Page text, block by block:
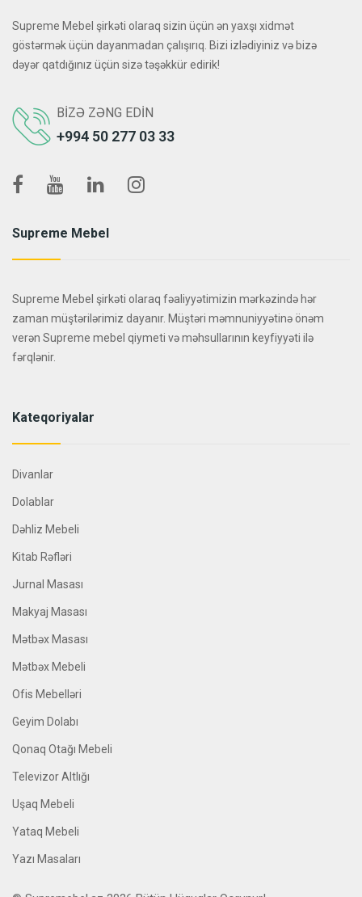
Supreme Mebel şirkəti olaraq sizin üçün ən yaxşı xidmət
göstərmək üçün dayanmadan çalışırıq. Bizi izlədiyiniz və bizə
dəyər qatdığınız üçün sizə təşəkkür edirik!
BIZƏ ZƏNG EDIN
+994 50 277 03 33
Supreme Mebel
Supreme Mebel şirkəti olaraq fəaliyyətimizin mərkəzində hər
zaman müştərilərimiz dayanır. Müştəri məmnuniyyətinə önəm
verən Supreme mebel qiymeti və məhsullarının keyfiyyəti ilə
fərqlənir.
Kateqoriyalar
Divanlar
Dolablar
Dəhliz Mebeli
Kitab Rəfləri
Jurnal Masası
Makyaj Masası
Mətbəx Masası
Mətbəx Mebeli
Ofis Mebelləri
Geyim Dolabı
Qonaq Otağı Mebeli
Televizor Altlığı
Uşaq Mebeli
Yataq Mebeli
Yazı Masaları